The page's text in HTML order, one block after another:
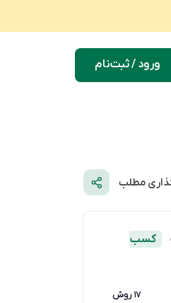
ورود / ثبت‌نام
مطلب
کسب
۱۷ روش